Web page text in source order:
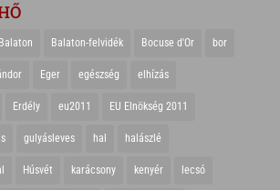
Balaton Balaton-felvidék Bocuse d'Or bor
Eger egészség elhízás
Erdély eu2011 EU Elnökség 2011
gulyásleves hal halászlé
Húsvét karácsony kenyér lecsó